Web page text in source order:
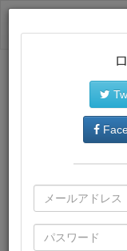
プレミアム会員で
再生環境が提供さ